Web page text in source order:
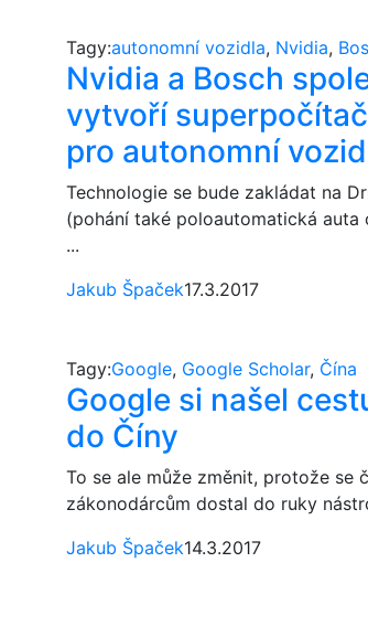
Tagy:autonomní vozidla, Nvidia,
Nvidia a Bosch
vytvoří superpočítač
pro autonomní
Technologie se bude zakládat na
(pohání také poloautomatická auta
...
Jakub Špaček17.3.2017
Tagy:Google, Google Scholar, Čína
Google si našel
do Číny
To se ale může změnit, protože se
zákonodárcům dostal do ruky
Jakub Špaček14.3.2017